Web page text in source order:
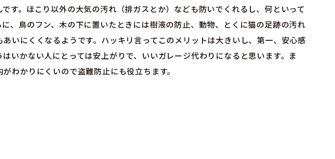
す。ほこり以外の大気の汚れ（排ガスとか）なども防いでくれるし、何といって
、鳥のフン、木の下に置いたときには樹液の防止、動物、とくに猫の足跡の汚れ
いにくくなるようです。ハッキリ言ってこのメリットは大きいし、第一、安心感
いかない人にとっては安上がりで、いいガレージ代わりになると思います。ま
わかりにくいので盗難防止にも役立ちます。